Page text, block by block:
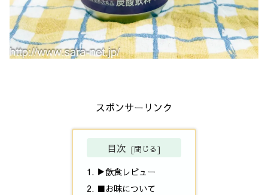
スポンサーリンク
目次
▶飲食レビュー
■お味について